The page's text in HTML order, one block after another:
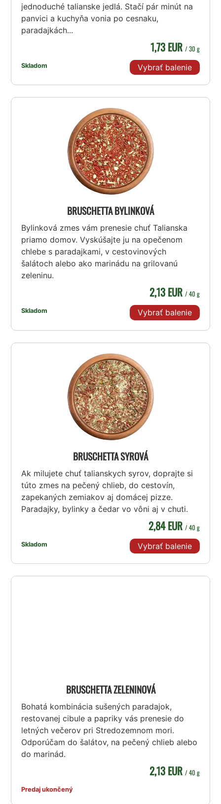
jednoduché talianske jedlá. Stačí pár minút na
panvici a kuchyňa vonia po cesnaku,
paradajkách...
Skladom
1,73 EUR / 30 g
Vybrať balenie
BRUSCHETTA BYLINKOVÁ
Bylinková zmes vám prenesie chuť Talianska
priamo domov. Vyskúšajte ju na opečenom
chlebe s paradajkami, v cestovinových
šalátoch alebo ako marinádu na grilovanú
zeleninu.
Skladom
2,13 EUR / 40 g
Vybrať balenie
BRUSCHETTA SYROVÁ
Ak milujete chuť talianskych syrov, doprajte si
túto zmes na pečený chlieb, do cestovín,
zapekaných zemiakov aj domácej pizze.
Paradajky, bylinky a čedar vo vôni aj v chuti.
Skladom
2,84 EUR / 40 g
Vybrať balenie
BRUSCHETTA ZELENINOVÁ
Bohatá kombinácia sušených paradajok,
restovanej cibule a papriky vás prenesie do
letných večerov pri Stredozemnom mori.
Odporúčam do šalátov, na pečený chlieb alebo
do marinád.
Predaj ukončený
2,13 EUR / 40 g